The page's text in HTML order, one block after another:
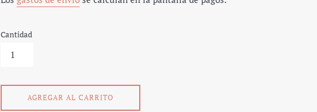
Cantidad
AGREGAR AL CARRITO